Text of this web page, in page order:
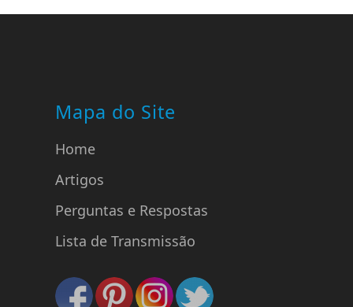
Mapa do Site
Home
Artigos
Perguntas e Respostas
Lista de Transmissão